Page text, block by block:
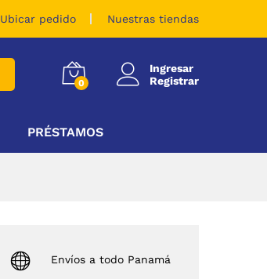
Ubicar pedido Nuestras tiendas
0
Ingresar
Registrar
PRÉSTAMOS
Envíos a todo Panamá